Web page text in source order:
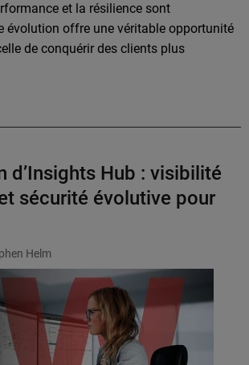
et la résilience sont
évolution offre une véritable opportunité
de conquérir des clients plus
d’Insights Hub : visibilité
sécurité évolutive pour
Helm